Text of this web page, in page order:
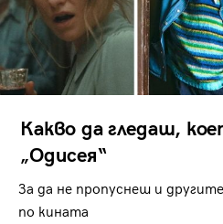
Какво да гледаш,
„Одисея“
За да не пропуснеш и
по кината